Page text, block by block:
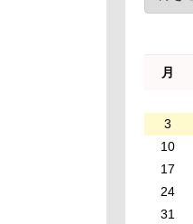
月
3
10
17
24
31